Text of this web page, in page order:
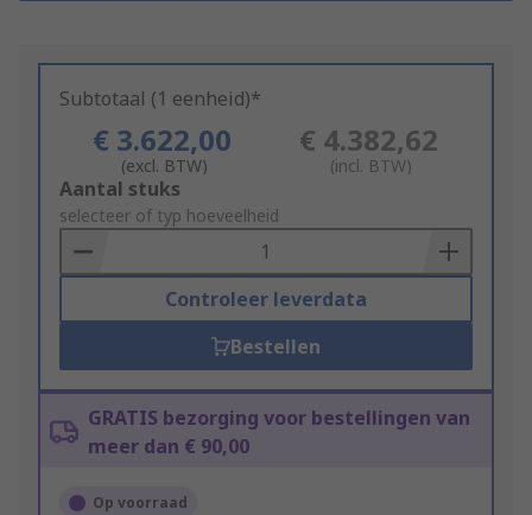
Subtotaal (1 eenheid)*
€ 3.622,00
(excl. BTW)
€ 4.382,62
(incl. BTW)
Add
to
Basket
Aantal stuks
selecteer of typ hoeveelheid
Controleer leverdata
Bestellen
GRATIS bezorging voor bestellingen van
meer dan € 90,00
Op voorraad